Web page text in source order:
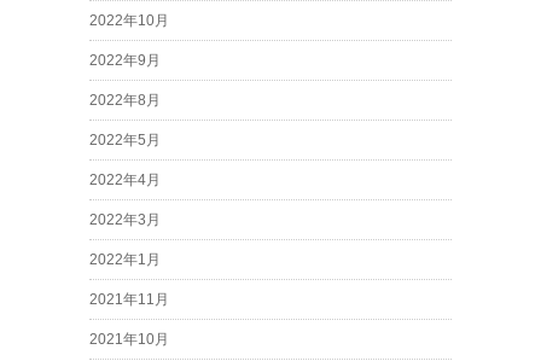
2022年10月
2022年9月
2022年8月
2022年5月
2022年4月
2022年3月
2022年1月
2021年11月
2021年10月